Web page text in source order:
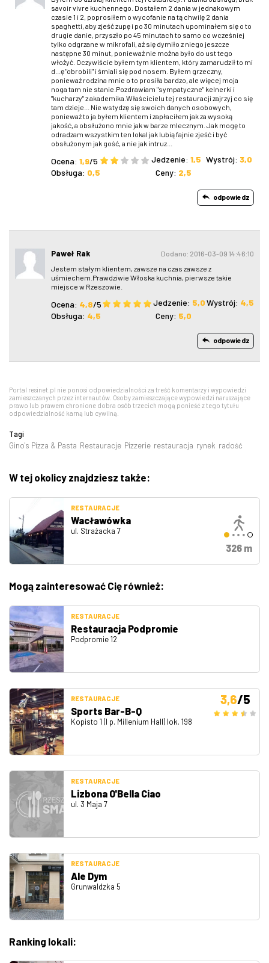
savoir vivre kuchennego. Dostałem 2 dania w jednakowym
czasie 1 i 2, poprosiłem o wycofanie na tą chwilę 2 dania
spaghetti, aby zjeść zupę i po 30 minutach upominałem się o to
drugie danie, przyszło po 45 minutach to samo co wcześniej
tylko odgrzane w mikrofali, aż się dymiło z niego jeszcze
następne 30 minut, ponieważ nie można było do ust tego
włożyć. Oczywiście byłem tym klientem, który zamarudził to mi
d...ę "obrobili" i śmiali się pod nosem. Byłem grzeczny,
ponieważ rodzina mnie o to prosiła bardzo, ale więcej moja
noga tam nie stanie.Pozdrawiam "sympatyczne" kelnerki i
"kucharzy" z akademika.Właścicielu tej restauracji zajrzyj co się
tam dzieje... Nie wstydzę się swoich danych osobowych,
ponieważ to ja byłem klientem i zapłaciłem jak za wysoką
jakość, a obsłużono mnie jak w barze mlecznym. Jak mogę to
odradzam wszystkim ten lokal jak lubią fajnie zjeść i być
obsłużonym jak gość, a nie jak intruz...
Ocena: 1,9/5 Jedzenie: 1,5 Wystrój: 3,0
Obsługa: 0,5 Ceny: 2,5
odpowiedz
Paweł Rak
Dodano: 2016-03-09 14:46:10
Jestem stałym klientem, zawsze na czas zawsze z
uśmiechem.Prawdziwie Włoska kuchnia, pierwsze takie
miejsce w Rzeszowie.
Ocena: 4,8/5 Jedzenie: 5,0Wystrój: 4,5
Obsługa: 4,5 Ceny: 5,0
odpowiedz
Portal resinet.pl nie ponosi odpowiedzialności za treść komentarzy i wypowiedzi
zamieszczanych przez internautów. Osoby zamieszczające wypowiedzi naruszające
prawo lub prawem chronione dobra osób trzecich mogą ponieść z tego tytułu
odpowiedzialność karną lub cywilną.
Tagi
Gino's Pizza & Pasta Restauracje Pizzerie restauracja rynek radość
W tej okolicy znajdziesz także:
RESTAURACJE
Wacławówka
ul. Strażacka 7
326 m
Mogą zainteresować Cię również:
RESTAURACJE
Restauracja Podpromie
Podpromie 12
RESTAURACJE
Sports Bar-B-Q
Kopisto 1 (I p. Millenium Hall) lok. 198
3,6/5
RESTAURACJE
Lizbona O'Bella Ciao
ul. 3 Maja 7
RESTAURACJE
Ale Dym
Grunwaldzka 5
Ranking lokali: